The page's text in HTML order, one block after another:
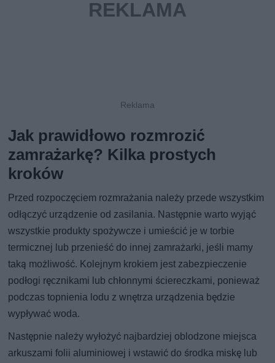
Jak prawidłowo rozmrozić
zamrażarkę? Kilka prostych
kroków
Przed rozpoczęciem rozmrażania należy przede wszystkim
odłączyć urządzenie od zasilania. Następnie warto wyjąć
wszystkie produkty spożywcze i umieścić je w torbie
termicznej lub przenieść do innej zamrażarki, jeśli mamy
taką możliwość. Kolejnym krokiem jest zabezpieczenie
podłogi ręcznikami lub chłonnymi ściereczkami, ponieważ
podczas topnienia lodu z wnętrza urządzenia będzie
wypływać woda.
Następnie należy wyłożyć najbardziej oblodzone miejsca
arkuszami folii aluminiowej i wstawić do środka miskę lub